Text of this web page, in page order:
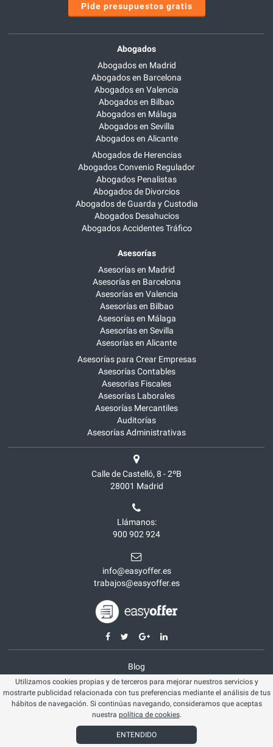
Pide presupuestos gratis
Abogados
Abogados en Madrid
Abogados en Barcelona
Abogados en Valencia
Abogados en Bilbao
Abogados en Málaga
Abogados en Sevilla
Abogados en Alicante
Abogados de Herencias
Abogados Convenio Regulador
Abogados Penalistas
Abogados de Divorcios
Abogados de Guarda y Custodia
Abogados Desahucios
Abogados Accidentes Tráfico
Asesorías
Asesorías en Madrid
Asesorías en Barcelona
Asesorías en Valencia
Asesorías en Bilbao
Asesorías en Málaga
Asesorías en Sevilla
Asesorías en Alicante
Asesorías para Crear Empresas
Asesorías Contables
Asesorías Fiscales
Asesorías Laborales
Asesorías Mercantiles
Auditorías
Asesorías Administrativas
Calle de Castelló, 8 - 2ºB
28001 Madrid
Llámanos:
900 902 924
info@easyoffer.es
trabajos@easyoffer.es
Blog
Opiniones
Aviso legal
Política cookies
© Easyoffer 2026. Todos los derechos reservados
Utilizamos cookies propias y de terceros para mejorar nuestros servicios y
mostrarte publicidad relacionada con tus preferencias mediante el análisis de tus
hábitos de navegación. Si continúas navegando, consideramos que aceptas
nuestra política de cookies.
ENTENDIDO